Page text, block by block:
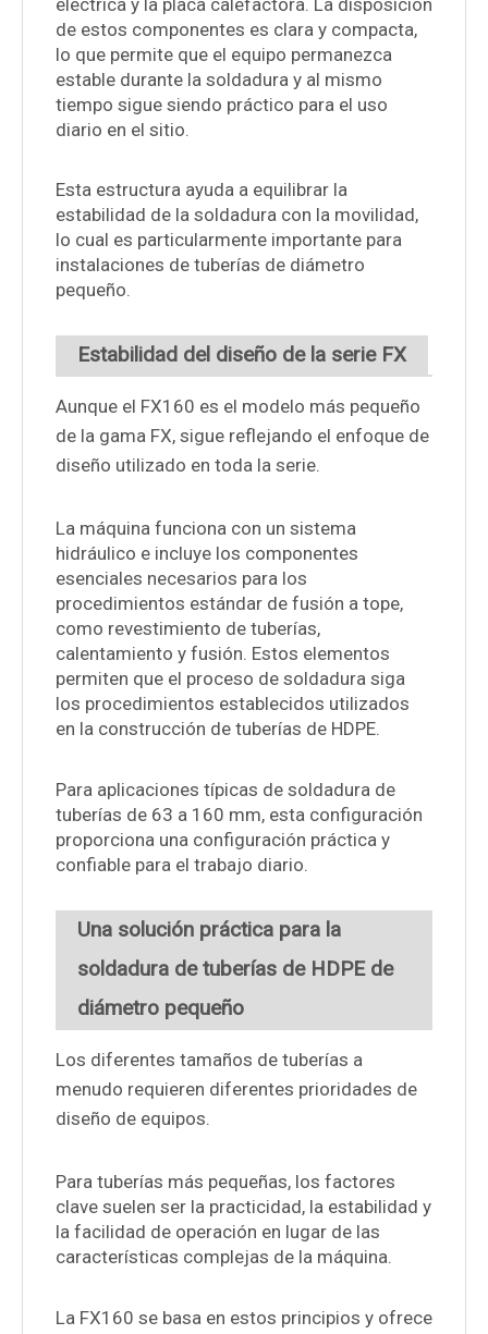
eléctrica y la placa calefactora. La disposición
de estos componentes es clara y compacta,
lo que permite que el equipo permanezca
estable durante la soldadura y al mismo
tiempo sigue siendo práctico para el uso
diario en el sitio.
Esta estructura ayuda a equilibrar la
estabilidad de la soldadura con la movilidad,
lo cual es particularmente importante para
instalaciones de tuberías de diámetro
pequeño.
Estabilidad del diseño de la serie FX
Aunque el FX160 es el modelo más pequeño
de la gama FX, sigue reflejando el enfoque de
diseño utilizado en toda la serie.
La máquina funciona con un sistema
hidráulico e incluye los componentes
esenciales necesarios para los
procedimientos estándar de fusión a tope,
como revestimiento de tuberías,
calentamiento y fusión. Estos elementos
permiten que el proceso de soldadura siga
los procedimientos establecidos utilizados
en la construcción de tuberías de HDPE.
Para aplicaciones típicas de soldadura de
tuberías de 63 a 160 mm, esta configuración
proporciona una configuración práctica y
confiable para el trabajo diario.
Una solución práctica para la
soldadura de tuberías de HDPE de
diámetro pequeño
Los diferentes tamaños de tuberías a
menudo requieren diferentes prioridades de
diseño de equipos.
Para tuberías más pequeñas, los factores
clave suelen ser la practicidad, la estabilidad y
la facilidad de operación en lugar de las
características complejas de la máquina.
La FX160 se basa en estos principios y ofrece